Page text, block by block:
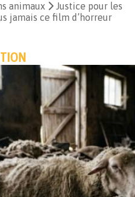
animaux
Justice pour les
jamais ce film d’horreur